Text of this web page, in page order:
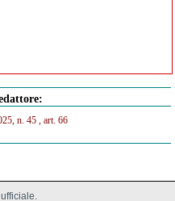
n. 45 , art. 66